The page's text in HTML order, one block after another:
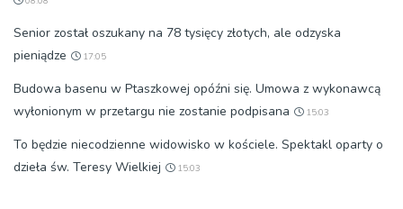
Senior został oszukany na 78 tysięcy złotych, ale odzyska
pieniądze
17:05
Budowa basenu w Ptaszkowej opóźni się. Umowa z wykonawcą
wyłonionym w przetargu nie zostanie podpisana
15:03
To będzie niecodzienne widowisko w kościele. Spektakl oparty o
dzieła św. Teresy Wielkiej
15:03